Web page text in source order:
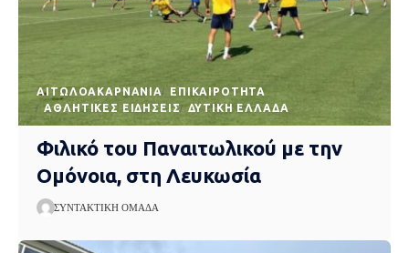
AΙΤΩΛΟΑΚΑΡΝΑΝΊΑ
EΠΙΚΑΙΡΌΤΗΤΑ
ΑΘΛΗΤΙΚΈΣ ΕΙΔΉΣΕΙΣ
ΔΥΤΙΚΉ ΕΛΛΆΔΑ
Φιλικό του Παναιτωλικού με την
Ομόνοια, στη Λευκωσία
ΣΥΝΤΑΚΤΙΚΉ ΟΜΆΔΑ